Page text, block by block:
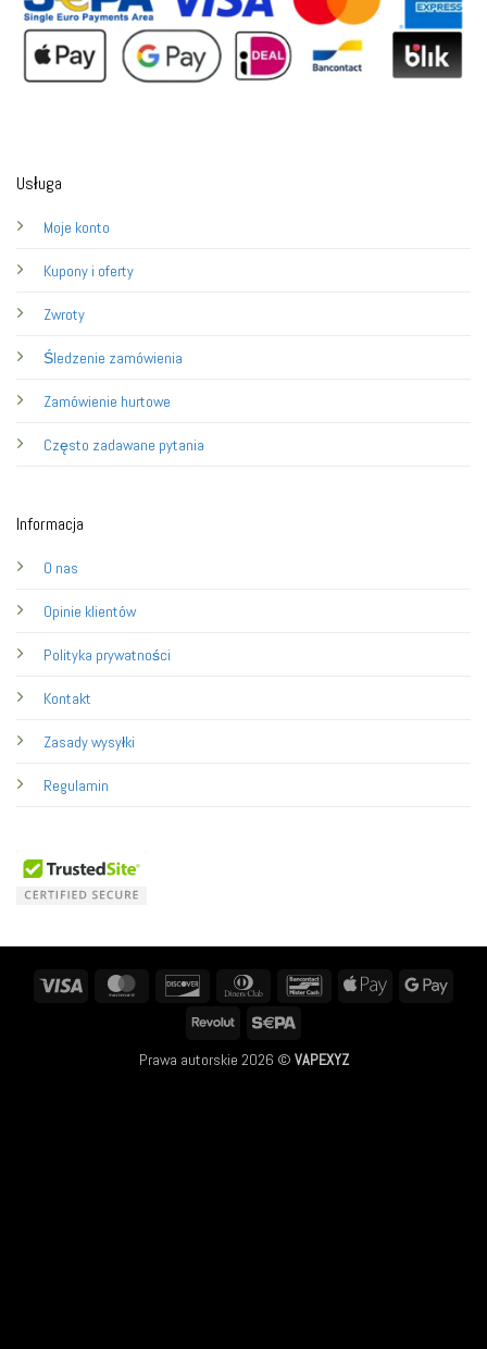
Usługa
Moje konto
Kupony i oferty
Zwroty
Śledzenie zamówienia
Zamówienie hurtowe
Często zadawane pytania
Informacja
O nas
Opinie klientów
Polityka prywatności
Kontakt
Zasady wysyłki
Regulamin
Visa MasterCard Discover
Dinners
BancontactApple
Revolut
Prawa autorskie 2026 © VAPEXYZ